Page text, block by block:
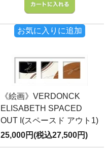
お気に入りに追加
《絵画》VERDONCK
ELISABETH SPACED
OUT I(スペースド アウト1)
25,000円(税込27,500円)